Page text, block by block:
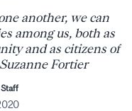
another, we can
among us, both as
and as citizens of
Fortier